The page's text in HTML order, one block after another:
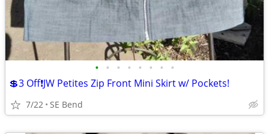
• • • • • • • •
💲3 Off❗JW Petites Zip Front Mini Skirt w/ Pockets!
7/22 SE Bend